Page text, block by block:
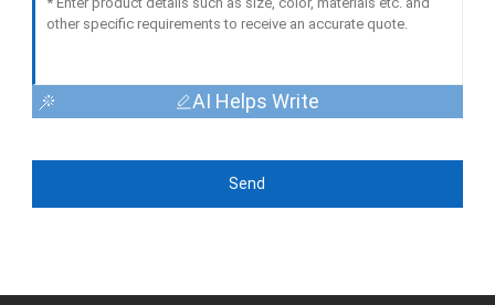
AI Helps Write
Send